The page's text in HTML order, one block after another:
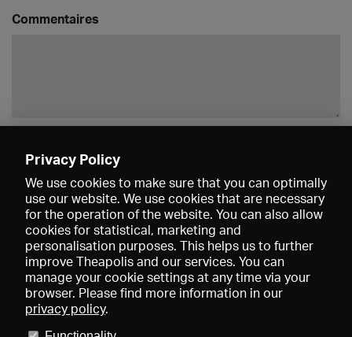
Commentaires
Privacy Policy
We use cookies to make sure that you can optimally
use our website. We use cookies that are necessary
for the operation of the website. You can also allow
cookies for statistical, marketing and
personalisation purposes. This helps us to further
improve Theapolis and our services. You can
manage your cookie settings at any time via your
browser. Please find more information in our
privacy policy.